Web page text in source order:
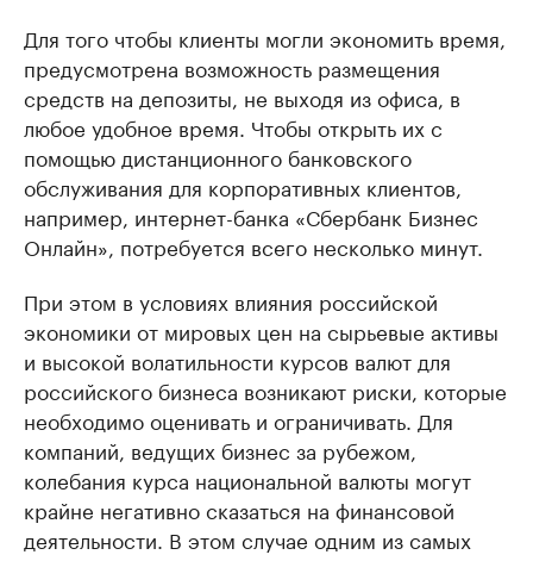
Для того чтобы клиенты могли экономить время,
предусмотрена возможность размещения
средств на депозиты, не выходя из офиса, в
любое удобное время. Чтобы открыть их с
помощью дистанционного банковского
обслуживания для корпоративных клиентов,
например, интернет-банка «Сбербанк Бизнес
Онлайн», потребуется всего несколько минут.
При этом в условиях влияния российской
экономики от мировых цен на сырьевые активы
и высокой волатильности курсов валют для
российского бизнеса возникают риски, которые
необходимо оценивать и ограничивать. Для
компаний, ведущих бизнес за рубежом,
колебания курса национальной валюты могут
крайне негативно сказаться на финансовой
деятельности. В этом случае одним из самых